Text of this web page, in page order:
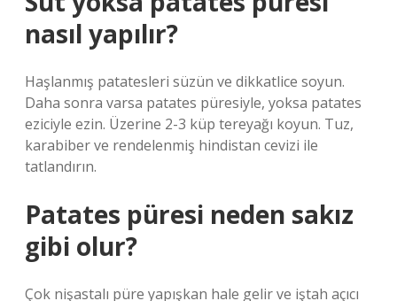
nasıl yapılır?
Haşlanmış patatesleri süzün ve dikkatlice soyun.
Daha sonra varsa patates püresiyle, yoksa patates
eziciyle ezin. Üzerine 2-3 küp tereyağı koyun. Tuz,
karabiber ve rendelenmiş hindistan cevizi ile
tatlandırın.
Patates püresi neden sakız
gibi olur?
Çok nişastalı püre yapışkan hale gelir ve iştah açıcı